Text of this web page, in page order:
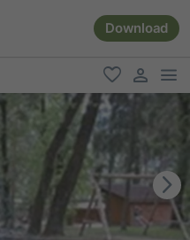
Download
favoriti
user link